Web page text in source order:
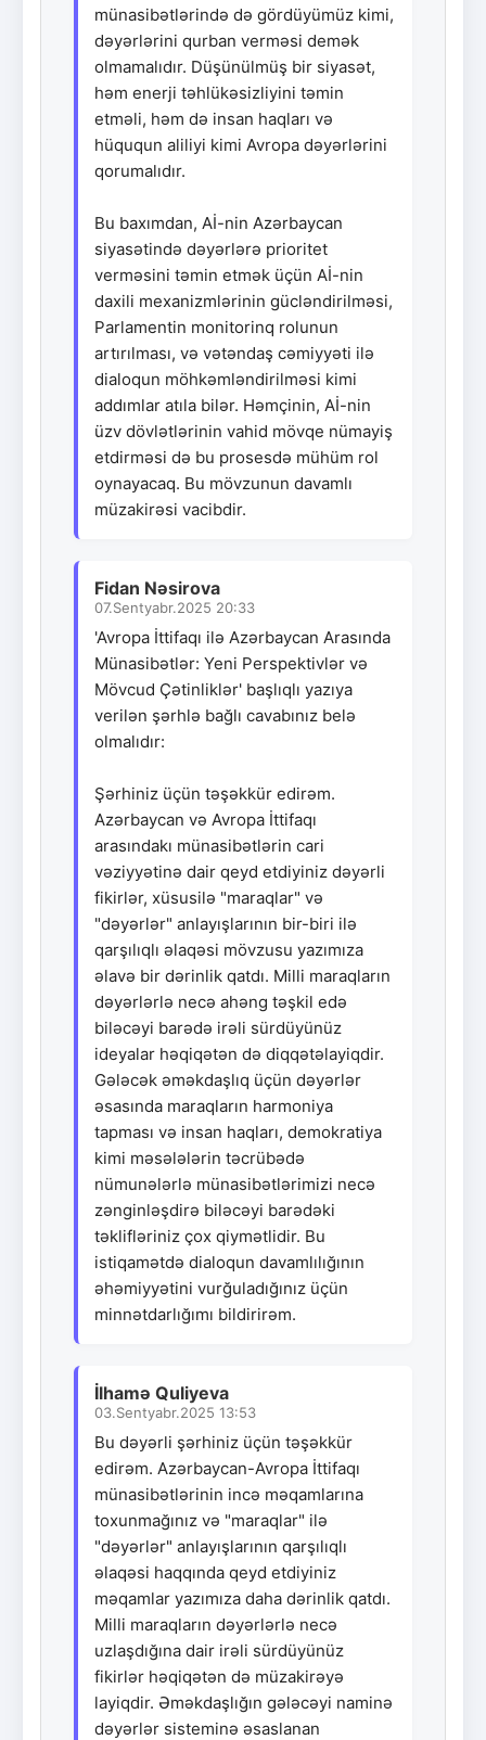
münasibətlərində də gördüyümüz kimi,
dəyərlərini qurban verməsi demək
olmamalıdır. Düşünülmüş bir siyasət,
həm enerji təhlükəsizliyini təmin
etməli, həm də insan haqları və
hüququn aliliyi kimi Avropa dəyərlərini
qorumalıdır.
Bu baxımdan, Aİ-nin Azərbaycan
siyasətində dəyərlərə prioritet
verməsini təmin etmək üçün Aİ-nin
daxili mexanizmlərinin gücləndirilməsi,
Parlamentin monitorinq rolunun
artırılması, və vətəndaş cəmiyyəti ilə
dialoqun möhkəmləndirilməsi kimi
addımlar atıla bilər. Həmçinin, Aİ-nin
üzv dövlətlərinin vahid mövqe nümayiş
etdirməsi də bu prosesdə mühüm rol
oynayacaq. Bu mövzunun davamlı
müzakirəsi vacibdir.
Fidan Nəsirova
07.Sentyabr.2025 20:33
'Avropa İttifaqı ilə Azərbaycan Arasında
Münasibətlər: Yeni Perspektivlər və
Mövcud Çətinliklər' başlıqlı yazıya
verilən şərhlə bağlı cavabınız belə
olmalıdır:
Şərhiniz üçün təşəkkür edirəm.
Azərbaycan və Avropa İttifaqı
arasındakı münasibətlərin cari
vəziyyətinə dair qeyd etdiyiniz dəyərli
fikirlər, xüsusilə "maraqlar" və
"dəyərlər" anlayışlarının bir-biri ilə
qarşılıqlı əlaqəsi mövzusu yazımıza
əlavə bir dərinlik qatdı. Milli maraqların
dəyərlərlə necə ahəng təşkil edə
biləcəyi barədə irəli sürdüyünüz
ideyalar həqiqətən də diqqətəlayiqdir.
Gələcək əməkdaşlıq üçün dəyərlər
əsasında maraqların harmoniya
tapması və insan haqları, demokratiya
kimi məsələlərin təcrübədə
nümunələrlə münasibətlərimizi necə
zənginləşdirə biləcəyi barədəki
təklifləriniz çox qiymətlidir. Bu
istiqamətdə dialoqun davamlılığının
əhəmiyyətini vurğuladığınız üçün
minnətdarlığımı bildirirəm.
İlhamə Quliyeva
03.Sentyabr.2025 13:53
Bu dəyərli şərhiniz üçün təşəkkür
edirəm. Azərbaycan-Avropa İttifaqı
münasibətlərinin incə məqamlarına
toxunmağınız və "maraqlar" ilə
"dəyərlər" anlayışlarının qarşılıqlı
əlaqəsi haqqında qeyd etdiyiniz
məqamlar yazımıza daha dərinlik qatdı.
Milli maraqların dəyərlərlə necə
uzlaşdığına dair irəli sürdüyünüz
fikirlər həqiqətən də müzakirəyə
layiqdir. Əməkdaşlığın gələcəyi naminə
dəyərlər sisteminə əsaslanan